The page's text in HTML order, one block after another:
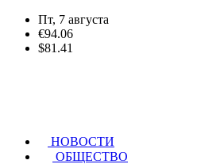
Пт, 7 августа
€94.06
$81.41
НОВОСТИ
ОБЩЕСТВО